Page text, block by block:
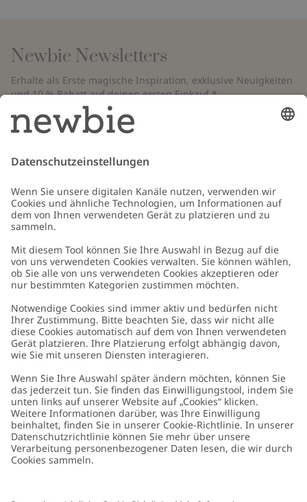
Newbie Newsletters
Erhalte als Erste magische Inspiration, exklusive Neuigkeiten
und 10 % Rabatt auf deinen ersten Einkauf.*
*Gilt nur für deine erste Bestellung und ist nicht mit anderen Rabatten
oder Angeboten kombinierbar. Gilt nicht für limitierte Artikel. Bitte
überprüfe deinen Spam-Ordner. Lies unsere
Schicken
Kundenservice
Kontaktieren Sie uns
FAQ
Barrierefreiheit
Datenschutzrichtlinie
Über uns
Über Newbie
Nachhaltigkeit
Impressum
Germany Standort ändern
Cookies